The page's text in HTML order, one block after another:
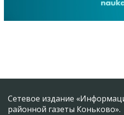
Сетевое издание
районной газеты Коньково».